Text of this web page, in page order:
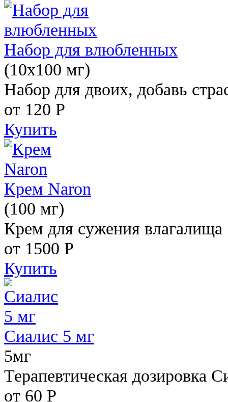
Набор для влюбленных
(10х100 мг)
Набор для двоих, добавь
от 120 Р
Купить
Крем Naron
(100 мг)
Крем для сужения влагалища
от 1500 Р
Купить
Сиалис 5 мг
5мг
Терапевтическая дозировка
от 60 Р